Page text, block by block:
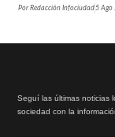
PorRedacción Infociudad5 Ago
Seguí las últimas noticias
sociedad con la